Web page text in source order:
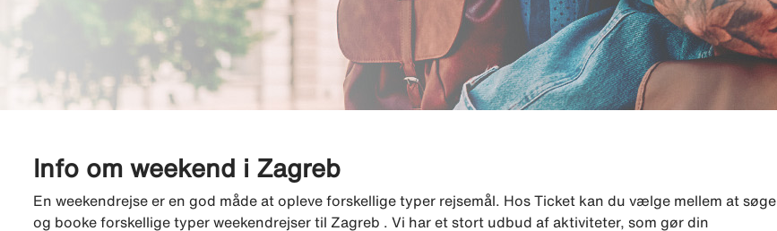
Info om weekend i Zagreb
En weekendrejse er en god måde at opleve forskellige typer rejsemål. Hos Ticket kan du vælge mellem at søge
og booke forskellige typer weekendrejser til Zagreb . Vi har et stort udbud af aktiviteter, som gør din